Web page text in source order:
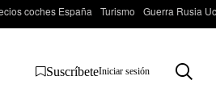
coches España Turismo Guerra Rusia
SuscríbeteIniciar sesión